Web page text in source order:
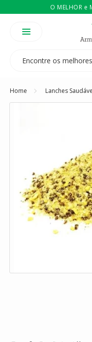
O MELHOR
Temos 3 lojas
É revendedor?
Home Lanches